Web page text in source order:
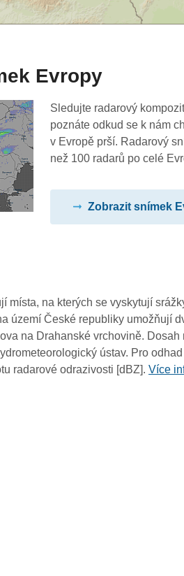
Evropy
Sledujte radarový
poznáte odkud se k nám
v Evropě prší. Radarový
než 100 radarů po celé
Zobrazit snímek
místa, na kterých se vyskytují
území České republiky umožňují
na Drahanské vrchovině.
ústav. Pro
radarové odrazivosti [dBZ].Více